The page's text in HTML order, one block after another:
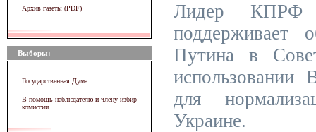
Архив газеты (PDF)
Выборы:
Государственная Дума
В помощь наблюдателю и члену избир
комиссии
Лидер КПРФ
поддерживает
Путина в
для
Украине.